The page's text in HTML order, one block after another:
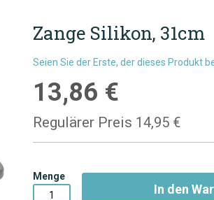
Zange Silikon, 31cm
Seien Sie der Erste, der dieses Produkt
Sonderpreis
13,86 €
Regulärer Preis 14,95 €
Menge
In den